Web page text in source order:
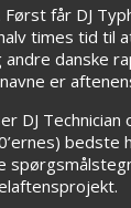
får DJ
times tid til
danske
er
DJ
bedste